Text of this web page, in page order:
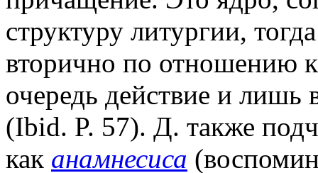
структуру литургии,
вторично по отношению
очередь действие и лишь
(Ibid. P. 57). Д. также
как анамнесиса